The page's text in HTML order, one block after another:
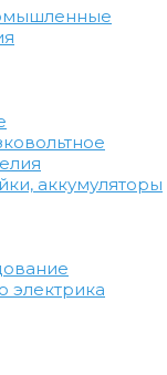
аккумуляторы
электрика